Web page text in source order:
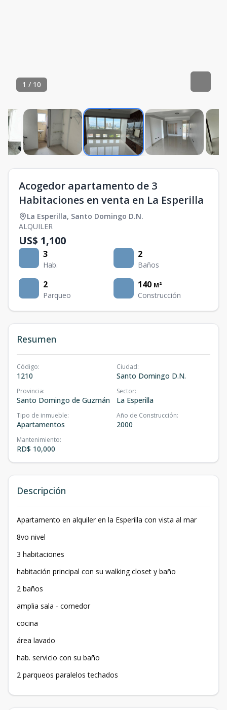
1 / 10
Acogedor apartamento de 3
Habitaciones en venta en La Esperilla
La Esperilla, Santo Domingo D.N.
ALQUILER
US$ 1,100
3
Hab.
2
Baños
2
Parqueo
140 M²
Construcción
Resumen
Código:
1210
Ciudad:
Santo Domingo D.N.
Provincia:
Santo Domingo de Guzmán
Sector:
La Esperilla
Tipo de inmueble:
Apartamentos
Año de Construcción:
2000
Mantenimiento:
RD$ 10,000
Descripción
Apartamento en alquiler en la Esperilla con vista al mar
8vo nivel
3 habitaciones
habitación principal con su walking closet y baño
2 baños
amplia sala - comedor
cocina
área lavado
hab. servicio con su baño
2 parqueos paralelos techados